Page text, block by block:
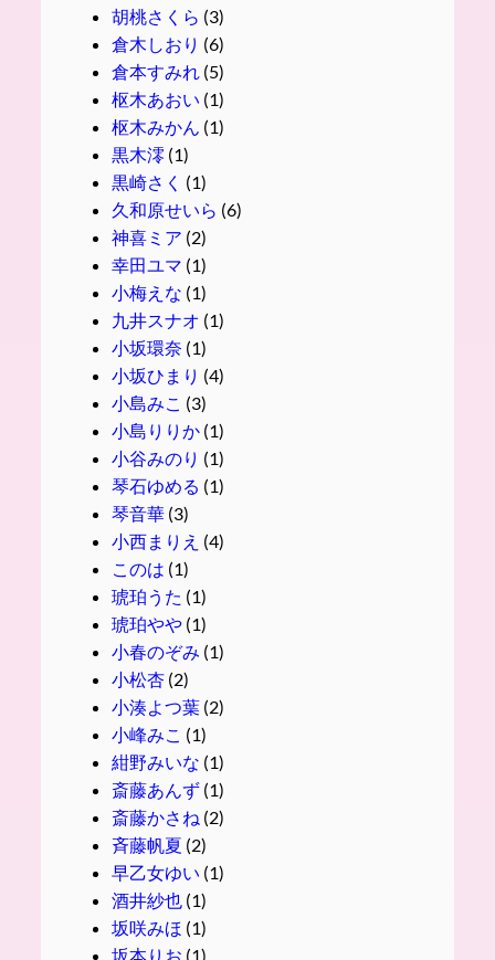
胡桃さくら (3)
倉木しおり (6)
倉本すみれ (5)
枢木あおい (1)
枢木みかん (1)
黒木澪 (1)
黒崎さく (1)
久和原せいら (6)
神喜ミア (2)
幸田ユマ (1)
小梅えな (1)
九井スナオ (1)
小坂環奈 (1)
小坂ひまり (4)
小島みこ (3)
小島りりか(1)
小谷みのり (1)
琴石ゆめる (1)
琴音華(3)
小西まりえ (4)
このは (1)
琥珀うた (1)
琥珀やや(1)
小春のぞみ (1)
小松杏(2)
小湊よつ葉(2)
小峰みこ (1)
紺野みいな (1)
斎藤あんず(1)
斎藤かさね (2)
斉藤帆夏 (2)
早乙女ゆい (1)
酒井紗也 (1)
坂咲みほ (1)
坂本りお (1)